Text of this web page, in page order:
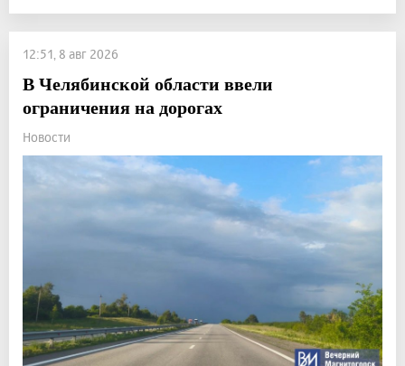
12:51, 8 авг 2026
В Челябинской области ввели
ограничения на дорогах
Новости